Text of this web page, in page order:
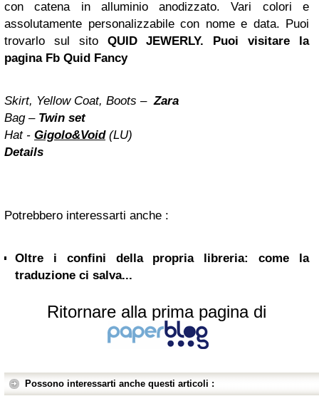
con catena in alluminio anodizzato. Vari colori e
assolutamente personalizzabile con nome e data. Puoi
trovarlo sul sito QUID JEWERLY. Puoi visitare la
pagina Fb Quid Fancy
Skirt, Yellow Coat, Boots –Zara
Bag – Twin set
Hat - Gigolo&Void(LU)
Details
Potrebbero interessarti anche :
Oltre i confini della propria libreria: come la
traduzione ci salva...
Ritornare alla prima pagina di
Possono interessarti anche questi articoli :